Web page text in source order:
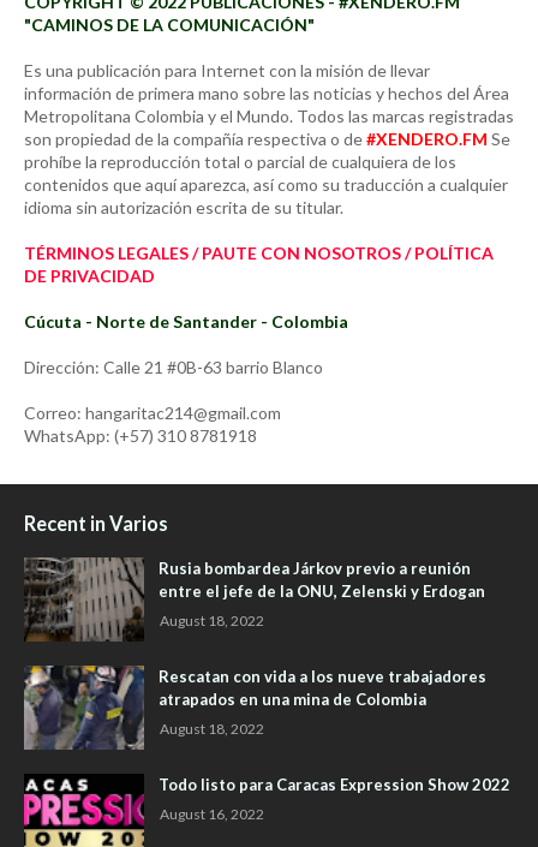
"CAMINOS DE LA COMUNICACIÓN"
Es una publicación para Internet con la misión de llevar
información de primera mano sobre las noticias y hechos del Área
Metropolitana Colombia y el Mundo. Todos las marcas registradas
son propiedad de la compañía respectiva o de#XENDERO.FM Se
prohíbe la reproducción total o parcial de cualquiera de los
contenidos que aquí aparezca, así como su traducción a cualquier
idioma sin autorización escrita de su titular.
TÉRMINOS LEGALES / PAUTE CON NOSOTROS / POLÍTICA
DE PRIVACIDAD
Cúcuta - Norte de Santander - Colombia
Dirección: Calle 21 #0B-63 barrio Blanco
Correo: hangaritac214@gmail.com
WhatsApp: (+57) 310 8781918
Recent in Varios
Rusia bombardea Járkov previo a reunión
entre el jefe de la ONU, Zelenski y Erdogan
August 18, 2022
Rescatan con vida a los nueve trabajadores
atrapados en una mina de Colombia
August 18, 2022
Todo listo para Caracas Expression Show 2022
August 16, 2022